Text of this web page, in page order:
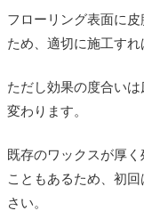
フローリング表面に
ため、適切に施工すれ
ただし効果の度合い
変わります。
既存のワックスが厚
こともあるため、初
さい。